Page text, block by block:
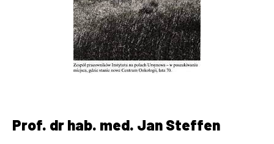
Prof. dr hab. med. Jan Steffen